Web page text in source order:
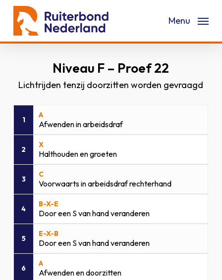
Skip
main
Menu
Niveau F – Proef 22
Lichtrijden tenzij doorzitten worden gevraagd
1
A
Afwenden in arbeidsdraf
2
X
Halthouden en groeten
3
C
Voorwaarts in arbeidsdraf rechterhand
4
B-X-E
Door een S van hand veranderen
5
E-X-B
Door een S van hand veranderen
6
A
Afwenden en doorzitten